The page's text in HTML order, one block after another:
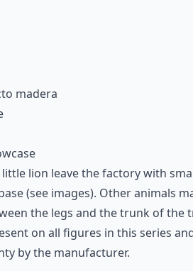
madera
lion leave the factory with
(see images). Other animals
the legs and the trunk of the
on all figures in this series
by the manufacturer.